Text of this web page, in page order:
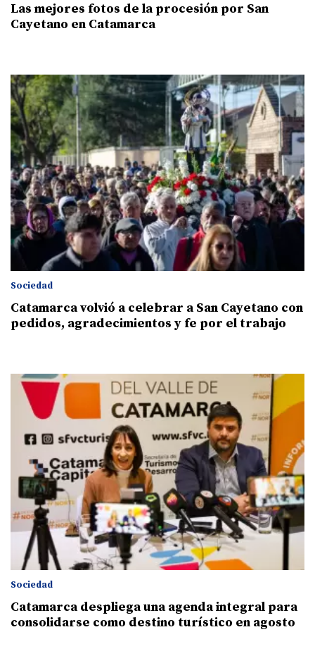
Las mejores fotos de la procesión por San
Cayetano en Catamarca
Sociedad
Catamarca volvió a celebrar a San Cayetano con
pedidos, agradecimientos y fe por el trabajo
Sociedad
Catamarca despliega una agenda integral para
consolidarse como destino turístico en agosto